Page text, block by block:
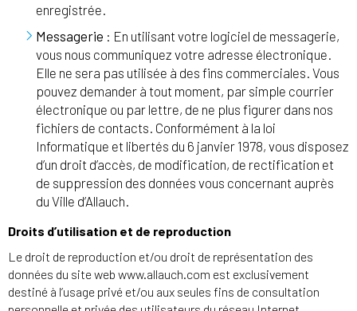
enregistrée.
Messagerie : En utilisant votre logiciel de messagerie,
vous nous communiquez votre adresse électronique.
Elle ne sera pas utilisée à des fins commerciales. Vous
pouvez demander à tout moment, par simple courrier
électronique ou par lettre, de ne plus figurer dans nos
fichiers de contacts. Conformément à la loi
Informatique et libertés du 6 janvier 1978, vous disposez
d’un droit d’accès, de modification, de rectification et
de suppression des données vous concernant auprès
du Ville d’Allauch.
Droits d’utilisation et de reproduction
Le droit de reproduction et/ou droit de représentation des
données du site web www.allauch.com est exclusivement
destiné à l’usage privé et/ou aux seules fins de consultation